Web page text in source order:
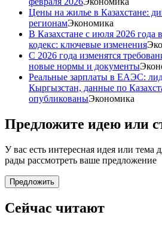
Цены на жилье в Казахстане:
регионамЭкономика
В Казахстане с июля 2026 года
кодекс: ключевые изменения
С 2026 года изменятся
новые нормы и документы
Реальные зарплаты в ЕАЭС:
Кыргызстан, данные по
опубликованыЭкономика
Предложите идею или
У вас есть интересная идея или тема
рады рассмотреть ваше предложение
Предложить
Сейчас читают